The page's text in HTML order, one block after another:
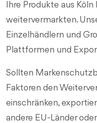
Ihre Produkte aus
weitervermarkten.
Einzelhändlern und
Plattformen und
Sollten
Faktoren den
einschränken,
andere EU-Länder